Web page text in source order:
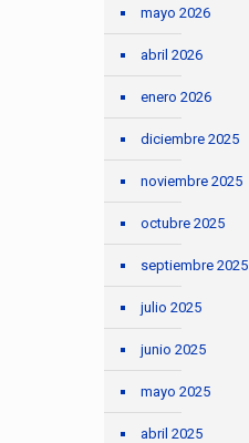
mayo 2026
abril 2026
enero 2026
diciembre 2025
noviembre 2025
octubre 2025
septiembre 2025
julio 2025
junio 2025
mayo 2025
abril 2025